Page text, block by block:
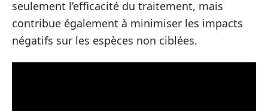
seulement l’efficacité du traitement, mais
contribue également à minimiser les impacts
négatifs sur les espèces non ciblées.